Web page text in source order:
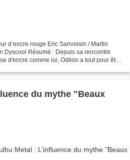
d’encre rouge Eric Sanvoisin / Martin
Dyscool Résumé : Depuis sa rencontre
d'encre comme lui, Odilon a tout pour être
du mythe "Beaux